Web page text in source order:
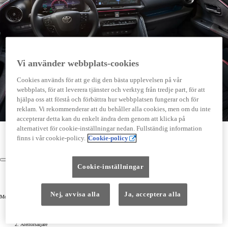
Modell
Återförsäljare
Dina kontaktuppgifter
Summering
Modell
Återförsäljare
Vi använder webbplats-cookies
Cookies används för att ge dig den bästa upplevelsen på vår
webbplats, för att leverera tjänster och verktyg från tredje part, för att
hjälpa oss att förstå och förbättra hur webbplatsen fungerar och för
reklam. Vi rekommenderar att du behåller alla cookies, men om du inte
accepterar detta kan du enkelt ändra dem genom att klicka på
alternativet för cookie-inställningar nedan. Fullständig information
finns i vår cookie-policy. Cookie-policy
Cookie-inställningar
Nej, avvisa alla Ja, acceptera alla